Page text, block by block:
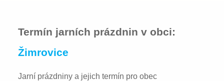
Termín jarních prázdnin v obci:
Žimrovice
Jarní prázdniny a jejich termín pro obec